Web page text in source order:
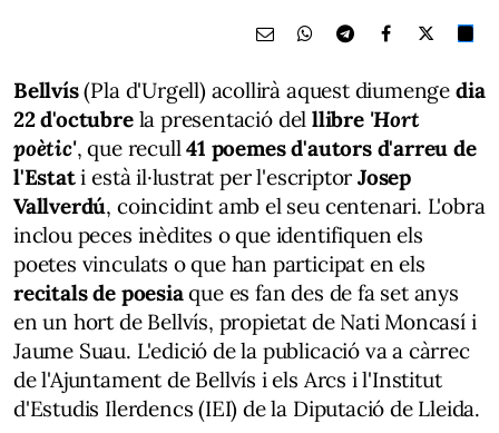
Bellvís(Pla d'Urgell) acollirà aquest diumenge dia
22 d'octubrela presentació del llibre 'Hort
poètic', que recull41 poemes d'autors d'arreu de
l'Estati està il·lustrat per l'escriptorJosep
Vallverdú, coincidint amb el seu centenari. L'obra
inclou peces inèdites o que identifiquen els
poetes vinculats o que han participat en els
recitals de poesiaque es fan des de fa set anys
en un hort de Bellvís, propietat de Nati Moncasí i
Jaume Suau. L'edició de la publicació va a càrrec
de l'Ajuntament de Bellvís i els Arcs i l'Institut
d'Estudis Ilerdencs (IEI) de la Diputació de Lleida.